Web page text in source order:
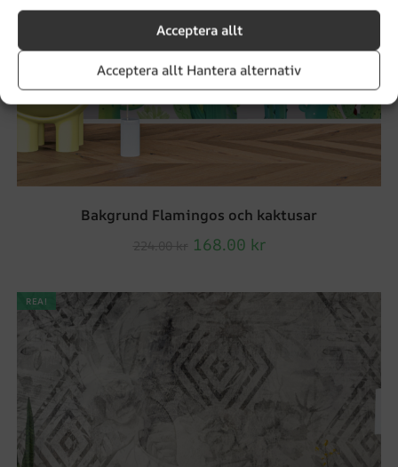
Acceptera allt
Acceptera allt Hantera alternativ
Bakgrund Flamingos och kaktusar
168.00 kr
REA!